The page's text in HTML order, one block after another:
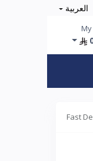
العربية
Fast